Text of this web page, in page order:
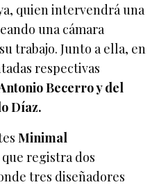
quien intervendrá una
una cámara
trabajo. Junto a ella, en
respectivas
Becerro y del
Díaz.
Minimal
registra dos
tres diseñadores